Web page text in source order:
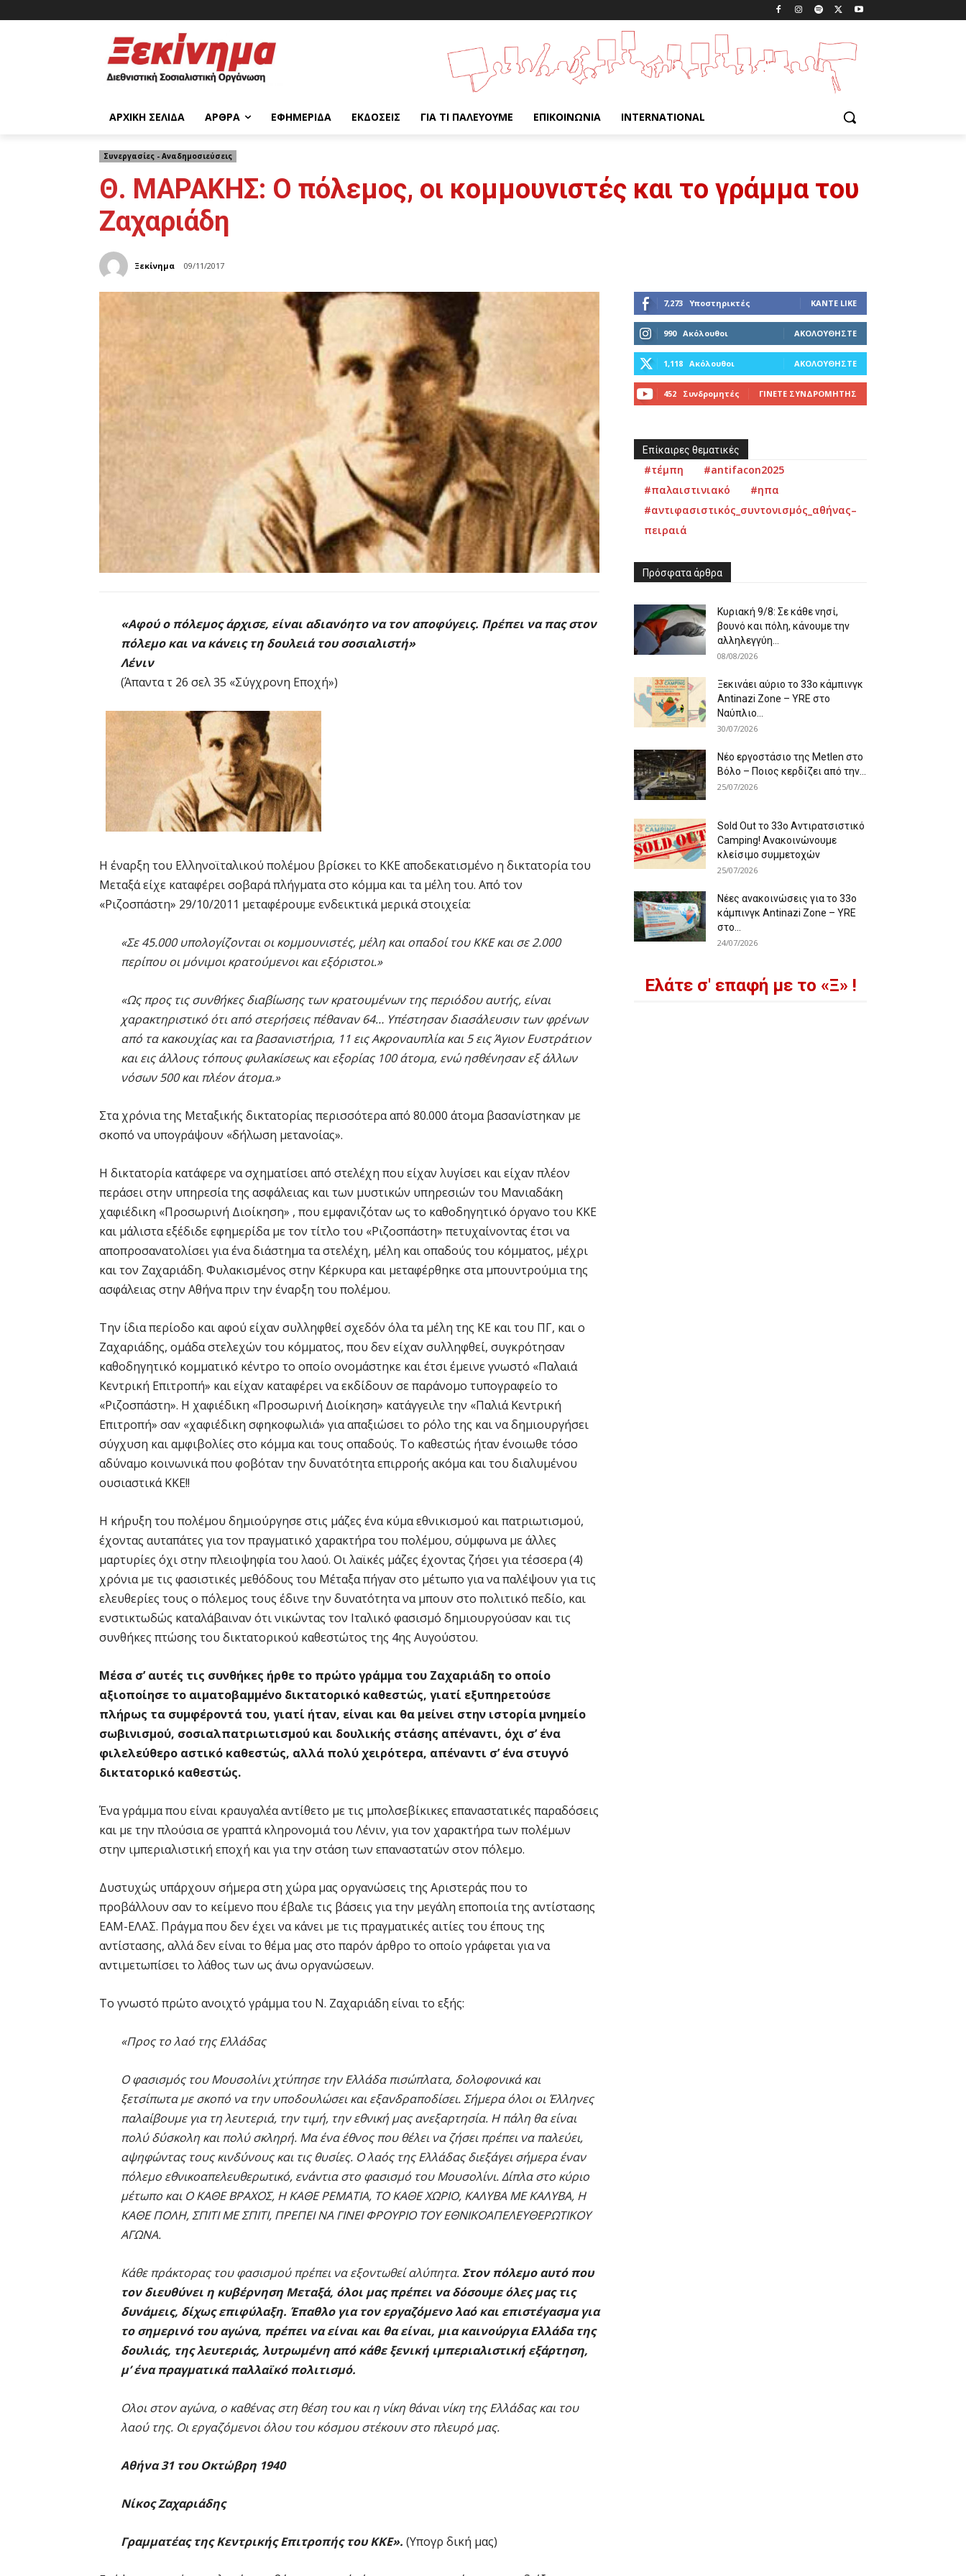
ΑΡΧΙΚΉ ΣΕΛΊΔΑ ΆΡΘΡΑ ΕΦΗΜΕΡΊΔΑ ΕΚΔΌΣΕΙΣ ΓΙΑ ΤΙ ΠΑΛΕΎΟΥΜΕ ΕΠΙΚΟΙΝΩΝΊΑ INTERNATIONAL
Συνεργασίες - Αναδημοσιεύσεις
Θ. ΜΑΡΑΚΗΣ: Ο πόλεμος, οι κομμουνιστές και το γράμμα του
Ζαχαριάδη
Ξεκίνημα 09/11/2017
«Αφού ο πόλεμος άρχισε, είναι αδιανόητο να τον αποφύγεις. Πρέπει να πας στον
πόλεμο και να κάνεις τη δουλειά του σοσιαλιστή»
Λένιν
(Άπαντα τ 26 σελ 35 «Σύγχρονη Εποχή»)
Η έναρξη του Ελληνοϊταλικού πολέμου βρίσκει το ΚΚΕ αποδεκατισμένο η δικτατορία του
Μεταξά είχε καταφέρει σοβαρά πλήγματα στο κόμμα και τα μέλη του. Από τον
«Ριζοσπάστη» 29/10/2011 μεταφέρουμε ενδεικτικά μερικά στοιχεία:
«Σε 45.000 υπολογίζονται οι κομμουνιστές, μέλη και οπαδοί του ΚΚΕ και σε 2.000
περίπου οι μόνιμοι κρατούμενοι και εξόριστοι.»
«Ως προς τις συνθήκες διαβίωσης των κρατουμένων της περιόδου αυτής, είναι
χαρακτηριστικό ότι από στερήσεις πέθαναν 64… Υπέστησαν διασάλευσιν των φρένων
από τα κακουχίας και τα βασανιστήρια, 11 εις Ακροναυπλία και 5 εις Άγιον Ευστράτιον
και εις άλλους τόπους φυλακίσεως και εξορίας 100 άτομα, ενώ ησθένησαν εξ άλλων
νόσων 500 και πλέον άτομα.»
Στα χρόνια της Μεταξικής δικτατορίας περισσότερα από 80.000 άτομα βασανίστηκαν με
σκοπό να υπογράψουν «δήλωση μετανοίας».
Η δικτατορία κατάφερε να σχηματίσει από στελέχη που είχαν λυγίσει και είχαν πλέον
περάσει στην υπηρεσία της ασφάλειας και των μυστικών υπηρεσιών του Μανιαδάκη
χαφιέδικη «Προσωρινή Διοίκηση» , που εμφανιζόταν ως το καθοδηγητικό όργανο του ΚΚΕ
και μάλιστα εξέδιδε εφημερίδα με τον τίτλο του «Ριζοσπάστη» πετυχαίνοντας έτσι να
αποπροσανατολίσει για ένα διάστημα τα στελέχη, μέλη και οπαδούς του κόμματος, μέχρι
και τον Ζαχαριάδη. Φυλακισμένος στην Κέρκυρα και μεταφέρθηκε στα μπουντρούμια της
ασφάλειας στην Αθήνα πριν την έναρξη του πολέμου.
Την ίδια περίοδο και αφού είχαν συλληφθεί σχεδόν όλα τα μέλη της ΚΕ και του ΠΓ, και ο
Ζαχαριάδης, ομάδα στελεχών του κόμματος, που δεν είχαν συλληφθεί, συγκρότησαν
καθοδηγητικό κομματικό κέντρο το οποίο ονομάστηκε και έτσι έμεινε γνωστό «Παλαιά
Κεντρική Επιτροπή» και είχαν καταφέρει να εκδίδουν σε παράνομο τυπογραφείο το
«Ριζοσπάστη». Η χαφιέδικη «Προσωρινή Διοίκηση» κατάγγειλε την «Παλιά Κεντρική
Επιτροπή» σαν «χαφιέδικη σφηκοφωλιά» για απαξιώσει το ρόλο της και να δημιουργήσει
σύγχυση και αμφιβολίες στο κόμμα και τους οπαδούς. Το καθεστώς ήταν ένοιωθε τόσο
αδύναμο κοινωνικά που φοβόταν την δυνατότητα επιρροής ακόμα και του διαλυμένου
ουσιαστικά ΚΚΕ!!
Η κήρυξη του πολέμου δημιούργησε στις μάζες ένα κύμα εθνικισμού και πατριωτισμού,
έχοντας αυταπάτες για τον πραγματικό χαρακτήρα του πολέμου, σύμφωνα με άλλες
μαρτυρίες όχι στην πλειοψηφία του λαού. Οι λαϊκές μάζες έχοντας ζήσει για τέσσερα (4)
χρόνια με τις φασιστικές μεθόδους του Μέταξα πήγαν στο μέτωπο για να παλέψουν για τις
ελευθερίες τους ο πόλεμος τους έδινε την δυνατότητα να μπουν στο πολιτικό πεδίο, και
ενστικτωδώς καταλάβαιναν ότι νικώντας τον Ιταλικό φασισμό δημιουργούσαν και τις
συνθήκες πτώσης του δικτατορικού καθεστώτος της 4ης Αυγούστου.
Μέσα σ’ αυτές τις συνθήκες ήρθε το πρώτο γράμμα του Ζαχαριάδη το οποίο
αξιοποίησε το αιματοβαμμένο δικτατορικό καθεστώς, γιατί εξυπηρετούσε
πλήρως τα συμφέροντά του, γιατί ήταν, είναι και θα μείνει στην ιστορία μνημείο
σωβινισμού, σοσιαλπατριωτισμού και δουλικής στάσης απέναντι, όχι σ’ ένα
φιλελεύθερο αστικό καθεστώς, αλλά πολύ χειρότερα, απέναντι σ’ ένα στυγνό
δικτατορικό καθεστώς.
Ένα γράμμα που είναι κραυγαλέα αντίθετο με τις μπολσεβίκικες επαναστατικές παραδόσεις
και με την πλούσια σε γραπτά κληρονομιά του Λένιν, για τον χαρακτήρα των πολέμων
στην ιμπεριαλιστική εποχή και για την στάση των επαναστατών στον πόλεμο.
Δυστυχώς υπάρχουν σήμερα στη χώρα μας οργανώσεις της Αριστεράς που το
προβάλλουν σαν το κείμενο που έβαλε τις βάσεις για την μεγάλη εποποιία της αντίστασης
ΕΑΜ-ΕΛΑΣ. Πράγμα που δεν έχει να κάνει με τις πραγματικές αιτίες του έπους της
αντίστασης, αλλά δεν είναι το θέμα μας στο παρόν άρθρο το οποίο γράφεται για να
αντιμετωπίσει το λάθος των ως άνω οργανώσεων.
Το γνωστό πρώτο ανοιχτό γράμμα του Ν. Ζαχαριάδη είναι το εξής:
«Προς το λαό της Ελλάδας
Ο φασισμός του Μουσολίνι χτύπησε την Ελλάδα πισώπλατα, δολοφονικά και
ξετσίπωτα με σκοπό να την υποδουλώσει και εξανδραποδίσει. Σήμερα όλοι οι Έλληνες
παλαίβουμε για τη λευτεριά, την τιμή, την εθνική μας ανεξαρτησία. Η πάλη θα είναι
πολύ δύσκολη και πολύ σκληρή. Μα ένα έθνος που θέλει να ζήσει πρέπει να παλεύει,
αψηφώντας τους κινδύνους και τις θυσίες. Ο λαός της Ελλάδας διεξάγει σήμερα έναν
πόλεμο εθνικοαπελευθερωτικό, ενάντια στο φασισμό του Μουσολίνι. Δίπλα στο κύριο
μέτωπο και Ο ΚΑΘΕ ΒΡΑΧΟΣ, Η ΚΑΘΕ ΡΕΜΑΤΙΑ, ΤΟ ΚΑΘΕ ΧΩΡΙΟ, ΚΑΛΥΒΑ ΜΕ ΚΑΛΥΒΑ, Η
ΚΑΘΕ ΠΟΛΗ, ΣΠΙΤΙ ΜΕ ΣΠΙΤΙ, ΠΡΕΠΕΙ ΝΑ ΓΙΝΕΙ ΦΡΟΥΡΙΟ ΤΟΥ ΕΘΝΙΚΟΑΠΕΛΕΥΘΕΡΩΤΙΚΟΥ
ΑΓΩΝΑ.
Κάθε πράκτορας του φασισμού πρέπει να εξοντωθεί αλύπητα.Στον πόλεμο αυτό που
τον διευθύνει η κυβέρνηση Μεταξά, όλοι μας πρέπει να δόσουμε όλες μας τις
δυνάμεις, δίχως επιφύλαξη. Έπαθλο για τον εργαζόμενο λαό και επιστέγασμα για
το σημερινό του αγώνα, πρέπει να είναι και θα είναι, μια καινούργια Ελλάδα της
δουλιάς, της λευτεριάς, λυτρωμένη από κάθε ξενική ιμπεριαλιστική εξάρτηση,
μ’ ένα πραγματικά παλλαϊκό πολιτισμό.
Ολοι στον αγώνα, ο καθένας στη θέση του και η νίκη θάναι νίκη της Ελλάδας και του
λαού της. Οι εργαζόμενοι όλου του κόσμου στέκουν στο πλευρό μας.
Αθήνα 31 του Οκτώβρη 1940
Νίκος Ζαχαριάδης
Γραμματέας της Κεντρικής Επιτροπής του ΚΚΕ». (Υπογρ δική μας)
7,273 Υποστηρικτές ΚΆΝΤΕ LIKE
990 Ακόλουθοι ΑΚΟΛΟΥΘΉΣΤΕ
1,118 Ακόλουθοι ΑΚΟΛΟΥΘΉΣΤΕ
452 Συνδρομητές ΓΊΝΕΤΕ ΣΥΝΔΡΟΜΗΤΉΣ
Επίκαιρες θεματικές
#τέμπη
#antifacon2025
#παλαιστινιακό
#ηπα
#αντιφασιστικός_συντονισμός_αθήνας–
πειραιά
Πρόσφατα άρθρα
Κυριακή 9/8: Σε κάθε νησί,
βουνό και πόλη, κάνουμε την
αλληλεγγύη...
08/08/2026
Ξεκινάει αύριο το 33ο κάμπινγκ
Antinazi Zone – YRE στο
Ναύπλιο...
30/07/2026
Νέο εργοστάσιο της Metlen στο
Βόλο – Ποιος κερδίζει από την...
25/07/2026
Sold Out το 33ο Αντιρατσιστικό
Camping! Ανακοινώνουμε
κλείσιμο συμμετοχών
25/07/2026
Νέες ανακοινώσεις για το 33ο
κάμπινγκ Antinazi Zone – YRE
στο...
24/07/2026
Ελάτε σ' επαφή με το «Ξ» !